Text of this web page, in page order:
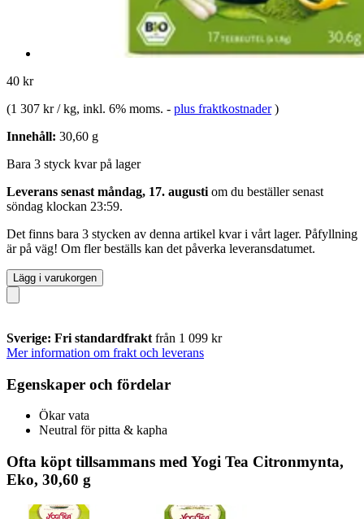
40 kr
(1 307 kr / kg, inkl. 6% moms. - plus fraktkostnader )
Innehåll: 30,60 g
Bara 3 styck kvar på lager
Leverans senast måndag, 17. augusti om du beställer senast
söndag klockan 23:59.
Det finns bara 3 stycken av denna artikel kvar i vårt lager. Påfyllning
är på väg! Om fler beställs kan det påverka leveransdatumet.
Lägg i varukorgen
Sverige: Fri standardfrakt från 1 099 kr
Mer information om frakt och leverans
Egenskaper och fördelar
Ökar vata
Neutral för pitta & kapha
Ofta köpt tillsammans med Yogi Tea Citronmynta,
Eko, 30,60 g